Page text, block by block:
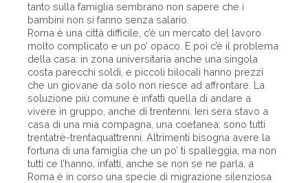
tanto sulla famiglia sembrano non sapere che i
bambini non si fanno senza salario.
Roma è una città difficile, c’è un mercato del lavoro
molto complicato e un po’ opaco. E poi c’è il problema
della casa: in zona universitaria anche una singola
costa parecchi soldi, e piccoli bilocali hanno prezzi
che un giovane da solo non riesce ad affrontare. La
soluzione più comune è infatti quella di andare a
vivere in gruppo, anche di trentenni. Ieri sera stavo a
casa di una mia compagna, una coetanea: sono tutti
trentatrè-trentaquattrenni. Altrimenti bisogna avere la
fortuna di una famiglia che un po’ ti spalleggia, ma non
tutti ce l’hanno, infatti, anche se non se ne parla, a
Roma è in corso una specie di migrazione silenziosa